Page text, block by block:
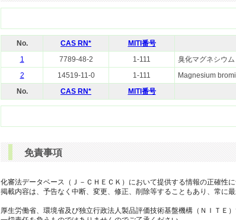
No. CAS RN* MITI番号
1
7789-48-2 1-111 臭化マグネシウム
2
14519-11-0 1-111 Magnesium
No.
CAS RN* MITI番号
免責事項
化審法データベース（Ｊ－ＣＨＥＣＫ）において提供する情報の正確性
掲載内容は、予告なく中断、変更、修正、削除等することもあり、常に
厚生労働省、環境省及び独立行政法人製品評価技術基盤機構（ＮＩＴＥ